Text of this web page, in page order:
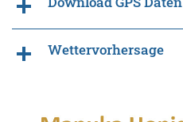
Wettervorhersage